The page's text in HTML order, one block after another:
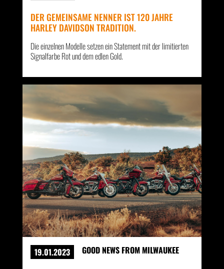
DER GEMEINSAME NENNER IST 120 JAHRE
HARLEY DAVIDSON TRADITION.
Die einzelnen Modelle setzen ein Statement mit der limitierten
Signalfarbe Rot und dem edlen Gold.
19.01.2023 GOOD NEWS FROM MILWAUKEE